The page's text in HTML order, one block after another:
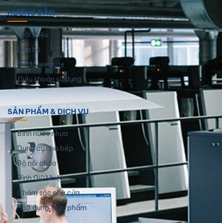
HƯỚNG DẪN
Giới thiệu
Liên hệ
Sơ đồ website
Điều khoản sử dụng
SẢN PHẨM & DỊCH VỤ
Bình nước nhựa
Dụng cụ nhà bếp
Bộ nồi chảo
Bình Giữ Nhiệt
Chăm sóc nhà cửa
Hộp đựng thực phẩm